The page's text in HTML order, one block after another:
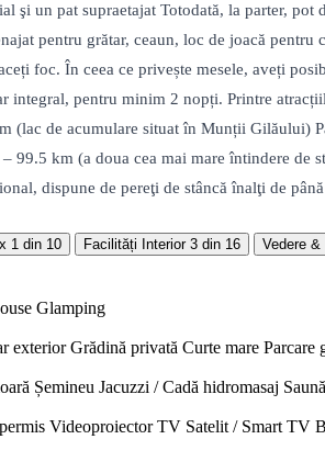
şi un pat supraetajat Totodată, la parter,
pentru grătar, ceaun, loc de joacă
foc. În ceea ce privește mesele, aveți
integral, pentru minim 2 nopți. Printre
(lac de acumulare situat în Munții
99.5 km (a doua cea mai mare întindere
dispune de pereţi de stâncă înalţi de
1 din 10 Facilități Interior 3 din 16 Vedere &
Glamping
exterior Grădină privată Curte mare Parcare
Șemineu Jacuzzi / Cadă hidromasaj
Videoproiector TV Satelit / Smart TV